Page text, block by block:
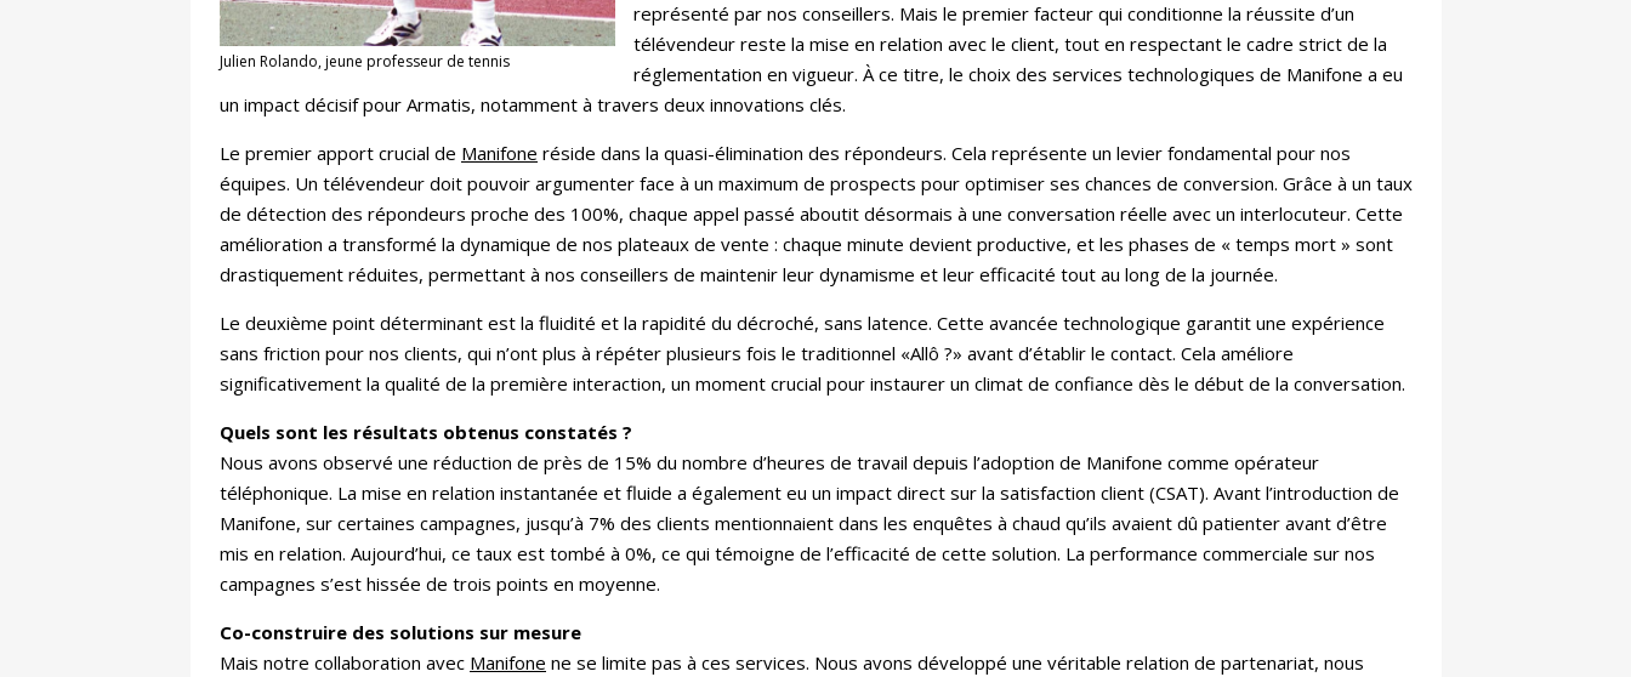
Julien Rolando, jeune professeur de tennis
représenté par nos conseillers. Mais le premier facteur qui conditionne la réussite d’un
télévendeur reste la mise en relation avec le client, tout en respectant le cadre strict de la
réglementation en vigueur. À ce titre, le choix des services technologiques de Manifone a eu
un impact décisif pour Armatis, notamment à travers deux innovations clés.
Le premier apport crucial de Manifone réside dans la quasi-élimination des répondeurs. Cela représente un levier fondamental pour nos
équipes. Un télévendeur doit pouvoir argumenter face à un maximum de prospects pour optimiser ses chances de conversion. Grâce à un taux
de détection des répondeurs proche des 100%, chaque appel passé aboutit désormais à une conversation réelle avec un interlocuteur. Cette
amélioration a transformé la dynamique de nos plateaux de vente : chaque minute devient productive, et les phases de « temps mort » sont
drastiquement réduites, permettant à nos conseillers de maintenir leur dynamisme et leur efficacité tout au long de la journée.
Le deuxième point déterminant est la fluidité et la rapidité du décroché, sans latence. Cette avancée technologique garantit une expérience
sans friction pour nos clients, qui n’ont plus à répéter plusieurs fois le traditionnel «Allô ?» avant d’établir le contact. Cela améliore
significativement la qualité de la première interaction, un moment crucial pour instaurer un climat de confiance dès le début de la conversation.
Quels sont les résultats obtenus constatés ?
Nous avons observé une réduction de près de 15% du nombre d’heures de travail depuis l’adoption de Manifone comme opérateur
téléphonique. La mise en relation instantanée et fluide a également eu un impact direct sur la satisfaction client (CSAT). Avant l’introduction de
Manifone, sur certaines campagnes, jusqu’à 7% des clients mentionnaient dans les enquêtes à chaud qu’ils avaient dû patienter avant d’être
mis en relation. Aujourd’hui, ce taux est tombé à 0%, ce qui témoigne de l’efficacité de cette solution. La performance commerciale sur nos
campagnes s’est hissée de trois points en moyenne.
Co-construire des solutions sur mesure
Mais notre collaboration avec Manifone ne se limite pas à ces services. Nous avons développé une véritable relation de partenariat, nous